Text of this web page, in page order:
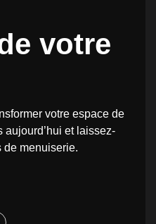
votre
votre espace de
aujourd’hui et laissez-
de menuiserie.